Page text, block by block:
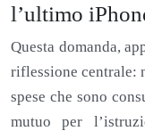
l’ultimo
Questa domanda,
riflessione centrale:
spese che sono
mutuo per